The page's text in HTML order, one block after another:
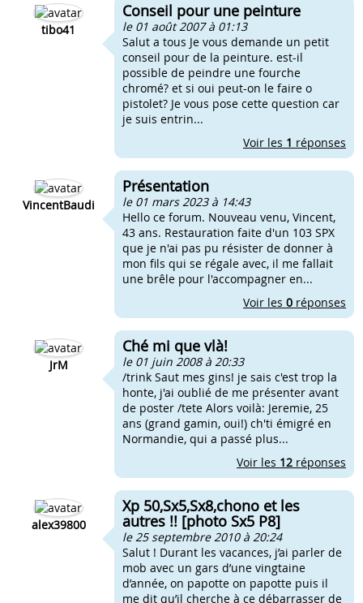
tibo41
Conseil pour une peinture
le 01 août 2007 à 01:13
Salut a tous Je vous demande un petit
conseil pour de la peinture. est-il
possible de peindre une fourche
chromé? et si oui peut-on le faire o
pistolet? Je vous pose cette question car
je suis entrin...
Voir les 1 réponses
VincentBaudi
Présentation
le 01 mars 2023 à 14:43
Hello ce forum. Nouveau venu, Vincent,
43 ans. Restauration faite d'un 103 SPX
que je n'ai pas pu résister de donner à
mon fils qui se régale avec, il me fallait
une brêle pour l'accompagner en...
Voir les 0 réponses
JrM
Ché mi que vlà!
le 01 juin 2008 à 20:33
/trink Saut mes gins! je sais c'est trop la
honte, j'ai oublié de me présenter avant
de poster /tete Alors voilà: Jeremie, 25
ans (grand gamin, oui!) ch'ti émigré en
Normandie, qui a passé plus...
Voir les 12 réponses
alex39800
Xp 50,Sx5,Sx8,chono et les
autres !! [photo Sx5 P8]
le 25 septembre 2010 à 20:24
Salut ! Durant les vacances, j’ai parler de
mob avec un gars d’une vingtaine
d’année, on papotte on papotte puis il
me dit qu’il cherche à ce débarrasser de